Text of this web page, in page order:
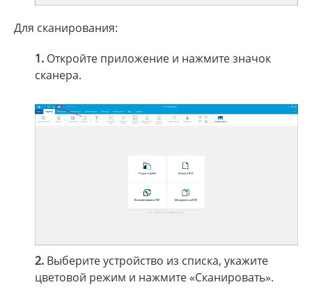
Для сканирования:
1. Откройте приложение и нажмите значок
сканера.
2. Выберите устройство из списка, укажите
цветовой режим и нажмите «Сканировать».